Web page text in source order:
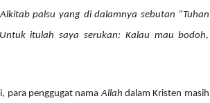
palsu yang di dalamnya sebutan ”Tuhan
itulah saya serukan: Kalau mau bodoh,
para penggugat namaAllah dalam Kristen masih